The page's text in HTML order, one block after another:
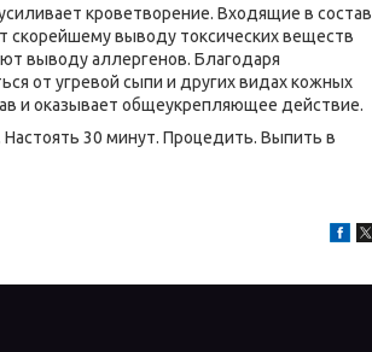
кроветворение. Входящие в состав
выводу токсических веществ
выводу аллергенов. Благодаря
от угревой сыпи и других видах кожных
и оказывает общеукрепляющее действие.
30 минут. Процедить. Выпить в